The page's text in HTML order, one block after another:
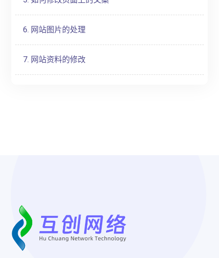
6. 网站图片的处理
7. 网站资料的修改